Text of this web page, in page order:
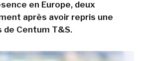
en Europe, deux
après avoir repris une
Centum T&S.